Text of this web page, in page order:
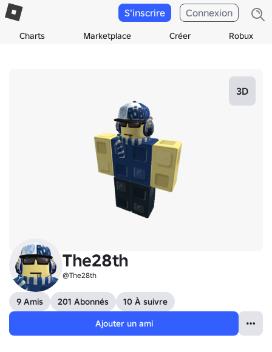
Charts Marketplace Créer Robux
S'inscrire Connexion
3D
The28th
@The28th
9 Amis 201 Abonnés
10 À suivre
Ajouter un ami